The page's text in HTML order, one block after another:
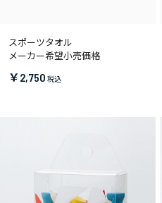
スポーツタオル
メーカー希望小売価格
￥2,750